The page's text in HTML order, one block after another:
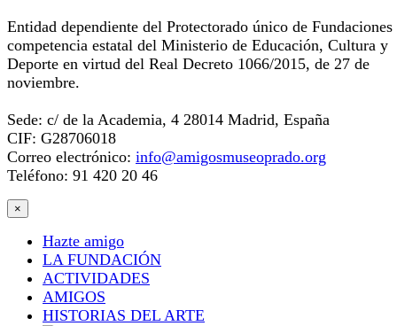
Entidad dependiente del Protectorado único de Fundaciones
competencia estatal del Ministerio de Educación, Cultura y
Deporte en virtud del Real Decreto 1066/2015, de 27 de
noviembre.
Sede: c/ de la Academia, 4 28014 Madrid, España
CIF: G28706018
Correo electrónico: info@amigosmuseoprado.org
Teléfono: 91 420 20 46
×
Hazte amigo
LA FUNDACIÓN
ACTIVIDADES
AMIGOS
HISTORIAS DEL ARTE